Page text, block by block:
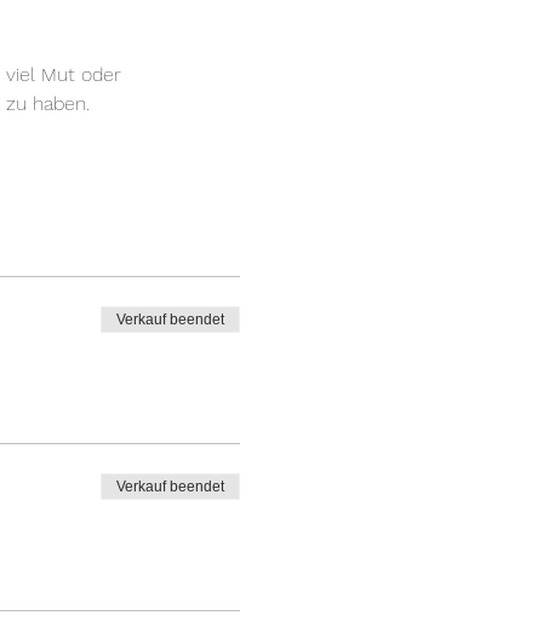
viel Mut oder
haben.
Verkauf beendet
Verkauf beendet